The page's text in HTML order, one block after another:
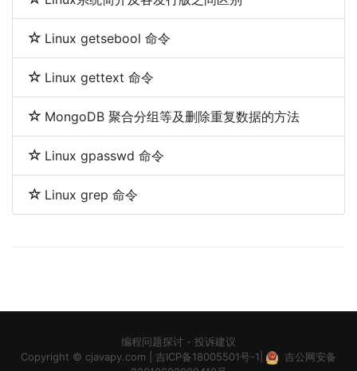
Linux getsebool 命令
Linux gettext 命令
MongoDB 聚合分组等及删除重复数据的方法
Linux gpasswd 命令
Linux grep 命令
编程问题探讨 - 投诉建议
Copyright © cjavapy.com 吉ICP备18005501号-1
吉公网安备